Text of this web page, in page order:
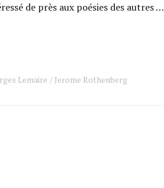
de près aux poésies des autres …
Lemaire Jerome Rothenberg